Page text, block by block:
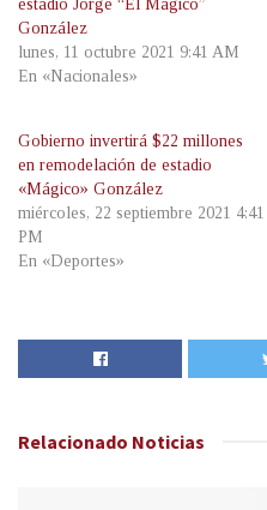
estadio Jorge “El Mágico”
González
lunes, 11 octubre 2021 9:41 AM
En «Nacionales»
Gobierno invertirá $22 millones
en remodelación de estadio
«Mágico» González
miércoles, 22 septiembre 2021 4:41
PM
En «Deportes»
Relacionado Noticias